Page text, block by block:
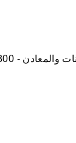
- 300 مل